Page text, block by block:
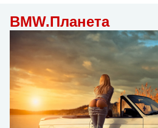
BMW.Планета